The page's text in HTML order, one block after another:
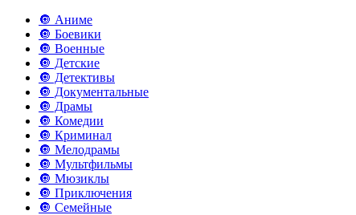
🔘 Аниме
🔘 Боевики
🔘 Военные
🔘 Детские
🔘 Детективы
🔘 Документальные
🔘 Драмы
🔘 Комедии
🔘 Криминал
🔘 Мелодрамы
🔘 Мультфильмы
🔘 Мюзиклы
🔘 Приключения
🔘 Семейные